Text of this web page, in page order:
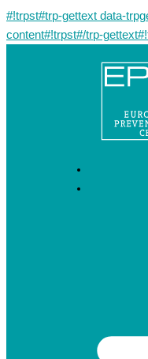
#!trpst#trp-gettext data-
content#!trpst#/trp-